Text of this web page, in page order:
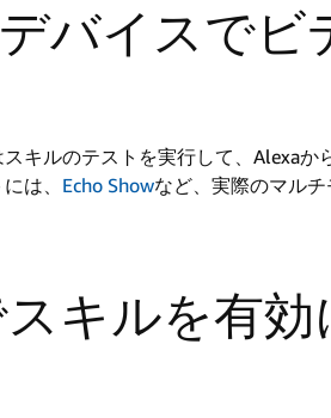
バイスでビ
キルのテストを実行して、Alexaか
は、 Echo Showなど、実際のマルチ
キルを有効